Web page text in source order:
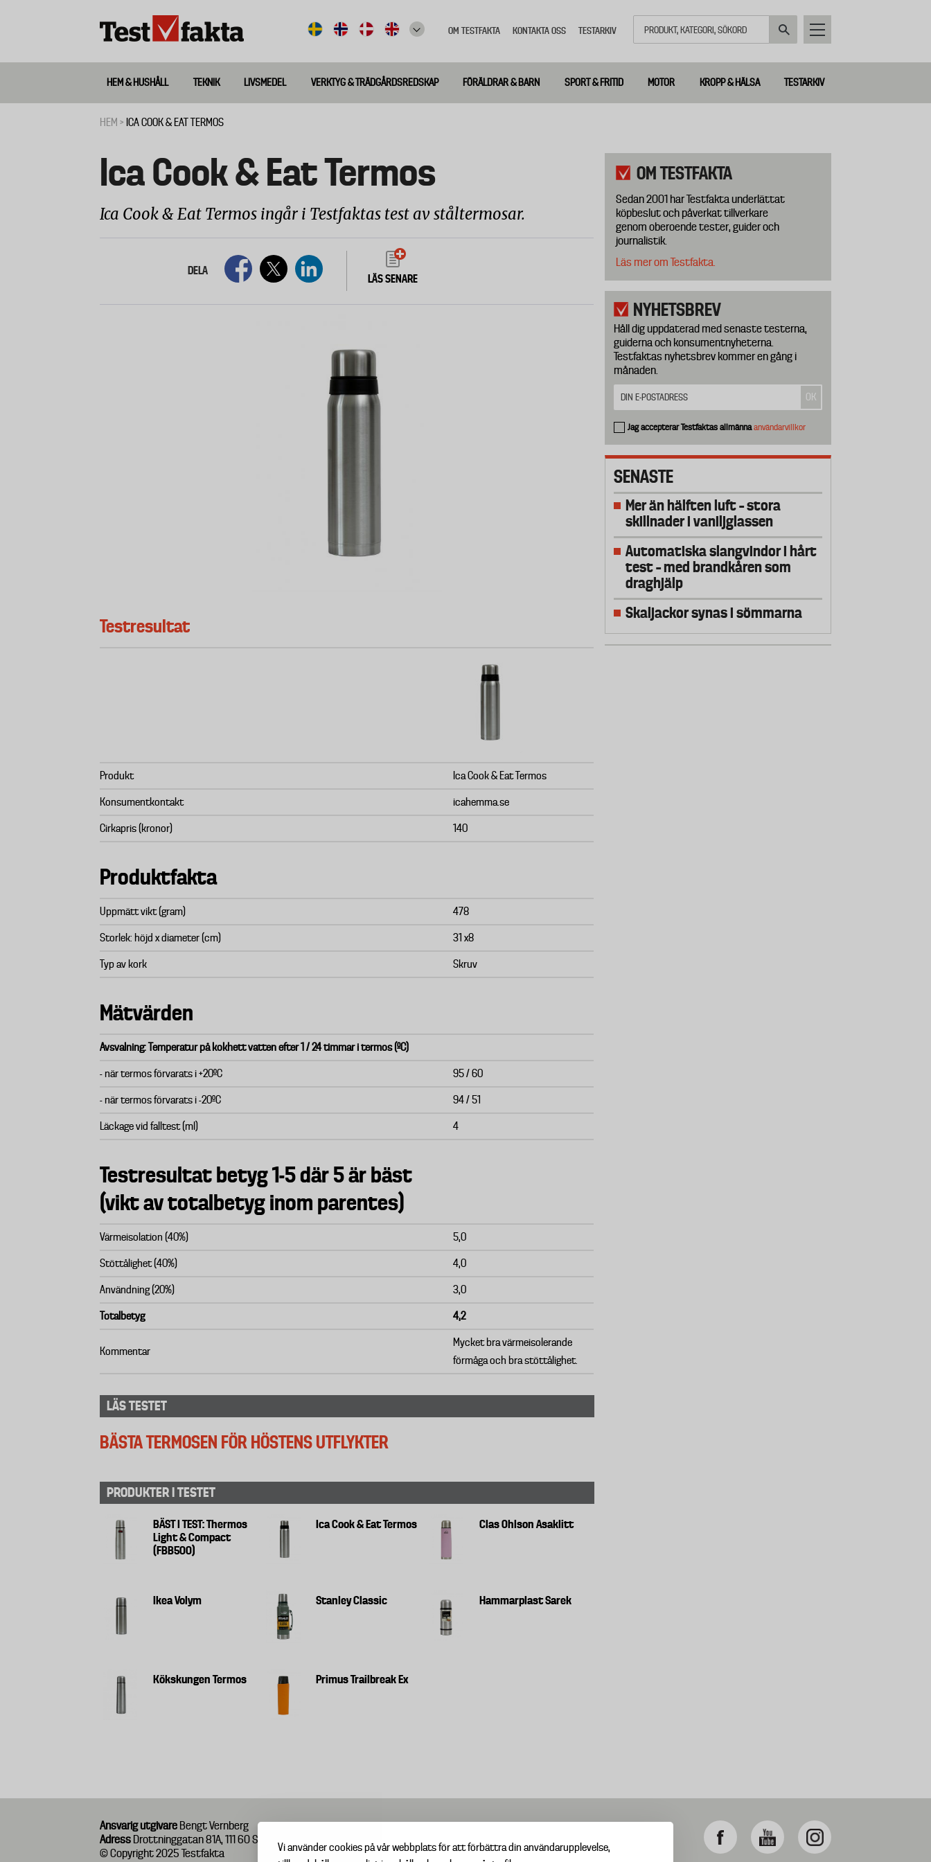
Vi använder cookies på vår webbplats för att förbättra din användarupplevelse,
meny
OM TESTFAKTA KONTAKTA OSS TESTARKIV
Huvudmeny
ny
HEM & HUSHÅLL TEKNIK LIVSMEDEL VERKTYG & TRÄDGÅRDSREDSKAP FÖRÄLDRAR & BARN SPORT & FRITID MOTOR KROPP & HÄLSA TESTARKIV
HEM ICA COOK & EAT TERMOS
Ica Cook & Eat Termos
Ica Cook & Eat Termos ingår i Testfaktas test av ståltermosar.
DELA
LÄS SENARE
Testresultat
Produkt Ica Cook & Eat Termos
Konsumentkontakt icahemma.se
Cirkapris (kronor) 140
Produktfakta
Uppmätt vikt (gram) 478
Storlek: höjd x diameter (cm) 31 x8
Typ av kork Skruv
Mätvärden
Avsvalning: Temperatur på kokhett vatten efter 1 / 24 timmar i termos (ºC)
- när termos förvarats i +20ºC 95 / 60
- när termos förvarats i -20ºC 94 / 51
Läckage vid falltest (ml) 4
Testresultat betyg 1-5 där 5 är bäst
(vikt av totalbetyg inom parentes)
Värmeisolation (40%) 5,0
Stöttålighet (40%) 4,0
Användning (20%) 3,0
Totalbetyg 4,2
Kommentar
Mycket bra värmeisolerande
förmåga och bra stöttålighet.
LÄS TESTET
BÄSTA TERMOSEN FÖR HÖSTENS UTFLYKTER
PRODUKTER I TESTET
BÄST I TEST: Thermos
Light & Compact
(FBB500)
Ica Cook & Eat Termos Clas Ohlson Asaklitt
Ikea Volym Stanley Classic Hammarplast Sarek
Kökskungen Termos Primus Trailbreak Ex
OM TESTFAKTA
Sedan 2001 har Testfakta underlättat
köpbeslut och påverkat tillverkare
genom oberoende tester, guider och
journalistik.
Läs mer om Testfakta.
NYHETSBREV
Håll dig uppdaterad med senaste testerna,
guiderna och konsumentnyheterna.
Testfaktas nyhetsbrev kommer en gång i
månaden.
Jag accepterar Testfaktas allmännaanvändarvillkor
SENASTE
Mer än hälften luft – stora
skillnader i vaniljglassen
Automatiska slangvindor i hårt
test – med brandkåren som
draghjälp
Skaljackor synas i sömmarna
Ansvarig utgivare Bengt Vernberg
Adress Drottninggatan 81A, 111 60 Stockholm
© Copyright 2025 Testfakta